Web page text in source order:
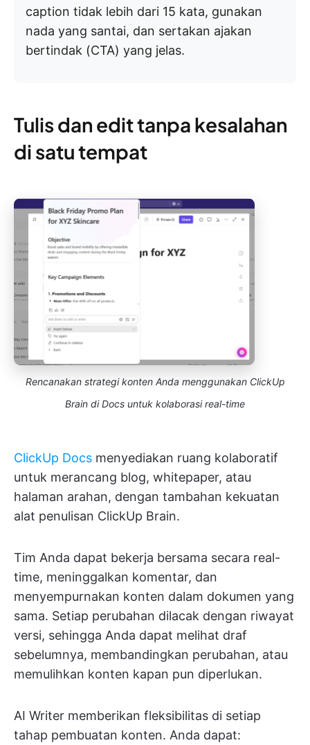
caption tidak lebih dari 15 kata, gunakan
nada yang santai, dan sertakan ajakan
bertindak (CTA) yang jelas.
Tulis dan edit tanpa kesalahan
di satu tempat
Rencanakan strategi konten Anda menggunakan ClickUp
Brain di Docs untuk kolaborasi real-time
ClickUp Docs menyediakan ruang kolaboratif
untuk merancang blog, whitepaper, atau
halaman arahan, dengan tambahan kekuatan
alat penulisan ClickUp Brain.
Tim Anda dapat bekerja bersama secara real-
time, meninggalkan komentar, dan
menyempurnakan konten dalam dokumen yang
sama. Setiap perubahan dilacak dengan riwayat
versi, sehingga Anda dapat melihat draf
sebelumnya, membandingkan perubahan, atau
memulihkan konten kapan pun diperlukan.
AI Writer memberikan fleksibilitas di setiap
tahap pembuatan konten. Anda dapat: